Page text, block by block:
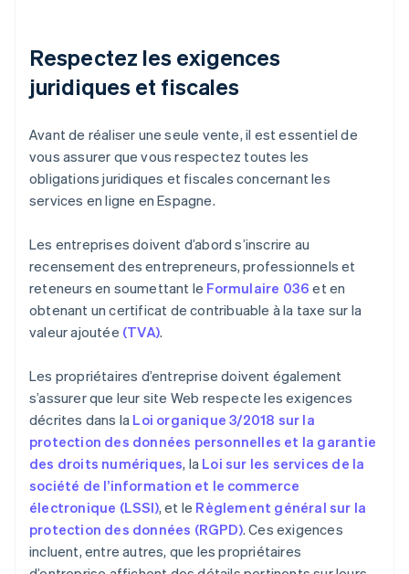
Respectez les exigences
juridiques et fiscales
Avant de réaliser une seule vente, il est essentiel de
vous assurer que vous respectez toutes les
obligations juridiques et fiscales concernant les
services en ligne en Espagne.
Les entreprises doivent d’abord s’inscrire au
recensement des entrepreneurs, professionnels et
reteneurs en soumettant le Formulaire 036 et en
obtenant un certificat de contribuable à la taxe sur la
valeur ajoutée (TVA).
Les propriétaires d’entreprise doivent également
s’assurer que leur site Web respecte les exigences
décrites dans la Loi organique 3/2018 sur la
protection des données personnelles et la garantie
des droits numériques, la Loi sur les services de la
société de l’information et le commerce
électronique (LSSI), et le Règlement général sur la
protection des données (RGPD). Ces exigences
incluent, entre autres, que les propriétaires